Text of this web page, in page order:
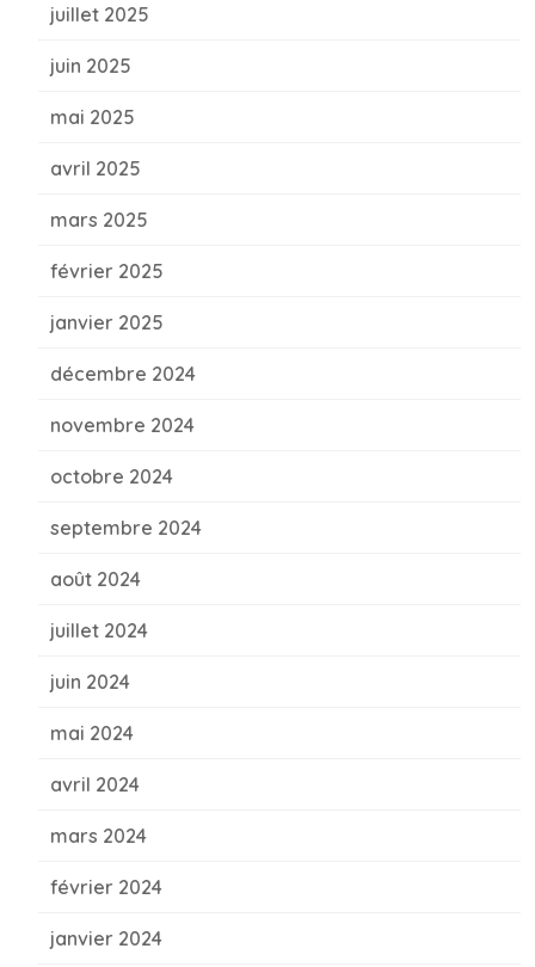
juillet 2025
juin 2025
mai 2025
avril 2025
mars 2025
février 2025
janvier 2025
décembre 2024
novembre 2024
octobre 2024
septembre 2024
août 2024
juillet 2024
juin 2024
mai 2024
avril 2024
mars 2024
février 2024
janvier 2024